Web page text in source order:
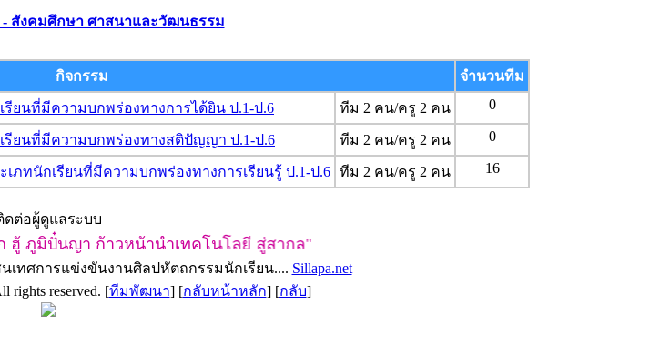
- สังคมศึกษา ศาสนาและวัฒนธรรม
กิจกรรม
จำนวนทีม
ยนที่มีความบกพร่องทางการได้ยิน ป.1-ป.6 ทีม 2 คน/ครู 2 คน 0
รียนที่มีความบกพร่องทางสติปัญญา ป.1-ป.6 ทีม 2 คน/ครู 2 คน 0
ภทนักเรียนที่มีความบกพร่องทางการเรียนรู้ ป.1-ป.6 ทีม 2 คน/ครู 2 คน 16
ดต่อผู้ดูแลระบบ
ฮู้ ภูมิปั๋นญา ก้าวหน้านำเทคโนโลยี สู่สากล"
ทศการแข่งขันงานศิลปหัตถกรรมนักเรียน.... Sillapa.net
rights reserved. [ทีมพัฒนา] [กลับหน้าหลัก] [กลับ]